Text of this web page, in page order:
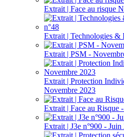
Extrait | Face au risque
Extrait | Technologies &
Extrait | PSM -
Extrait | Protection
Novembre 2023
Extrait | Face au Risque
Extrait | J3e n°900 - Juin